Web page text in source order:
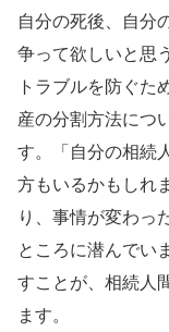
自分の死後、自分
争って欲しいと思
トラブルを防ぐた
産の分割方法につ
す。「自分の相続
方もいるかもしれ
り、事情が変わっ
ところに潜んでい
すことが、相続人
ます。